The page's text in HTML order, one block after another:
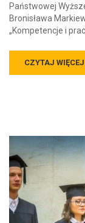
Państwowej
Bronisława
„Kompetencje i
CZYTAJ WIĘCEJ